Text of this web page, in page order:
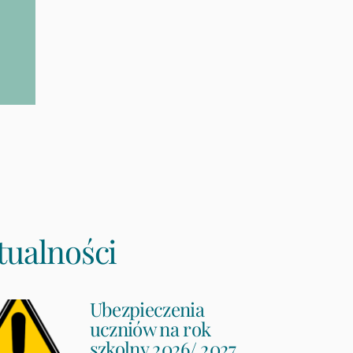
Ubezpieczenia
uczniów na rok